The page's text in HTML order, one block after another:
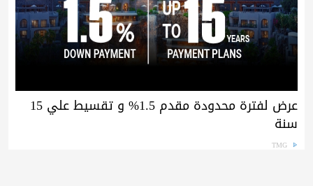
عرض لفترة محدودة مقدم 1.5% و تقسيط علي 15
سنة
TMG